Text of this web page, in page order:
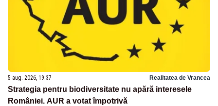
5 aug. 2026, 19:37 Realitatea de Vrancea
Strategia pentru biodiversitate nu apără interesele
României. AUR a votat împotrivă